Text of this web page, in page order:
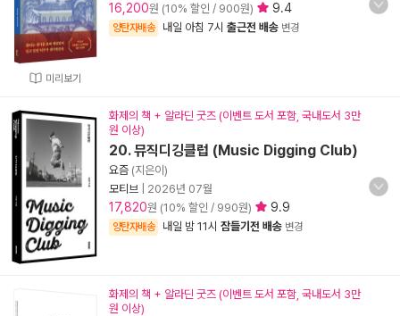
미리보기
16,200원 (10% 할인 / 900원) 9.4
양탄자배송 내일 아침 7시 출근전 배송 변경
화제의 책 + 알라딘 굿즈 (이벤트 도서 포함, 국내도서 3만
원 이상)
20. 뮤직디깅클럽 (Music Digging Club)
요즘 (지은이)
모티브
2026년 07월
17,820원 (10% 할인 / 990원) 9.9
양탄자배송 내일 밤 11시 잠들기전 배송 변경
화제의 책 + 알라딘 굿즈 (이벤트 도서 포함, 국내도서 3만
원 이상)